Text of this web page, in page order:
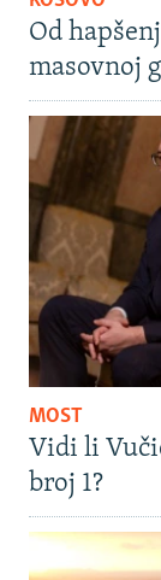
Od
masovnoj
MOST
Vidi li
broj 1?